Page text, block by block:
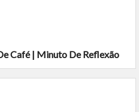
Café | Minuto De Reflexão